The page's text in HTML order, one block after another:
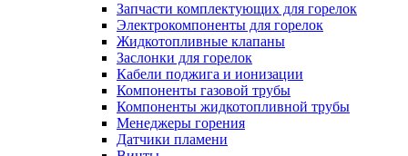
Запчасти комплектующих для горелок
Электрокомпоненты для горелок
Жидкотопливные клапаны
Заслонки для горелок
Кабели поджига и ионизации
Компоненты газовой трубы
Компоненты жидкотопливной трубы
Менеджеры горения
Датчики пламени